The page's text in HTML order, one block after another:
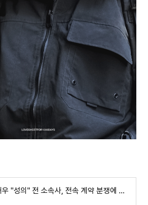
배우 "성의" 전 소속사, 전속 계약 분쟁에 대응..!